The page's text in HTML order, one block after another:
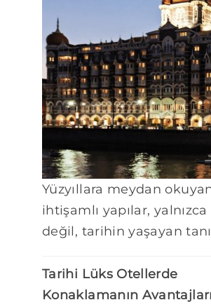
Yüzyıllara meydan
ihtişamlı yapılar,
değil, tarihin yaşayan
Tarihi Lüks Otellerde
Konaklamanın